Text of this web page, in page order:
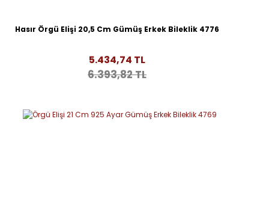
Hasır Örgü Elişi 20,5 Cm Gümüş Erkek Bileklik 4776
5.434,74 TL
6.393,82 TL